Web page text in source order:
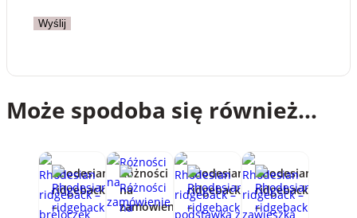
Może spodoba się również…
Rhodesian
ridgeback
–
Różności
na
zamówienie
Rhodesian
ridgeback
–
Rhodesian
ridgeback
–